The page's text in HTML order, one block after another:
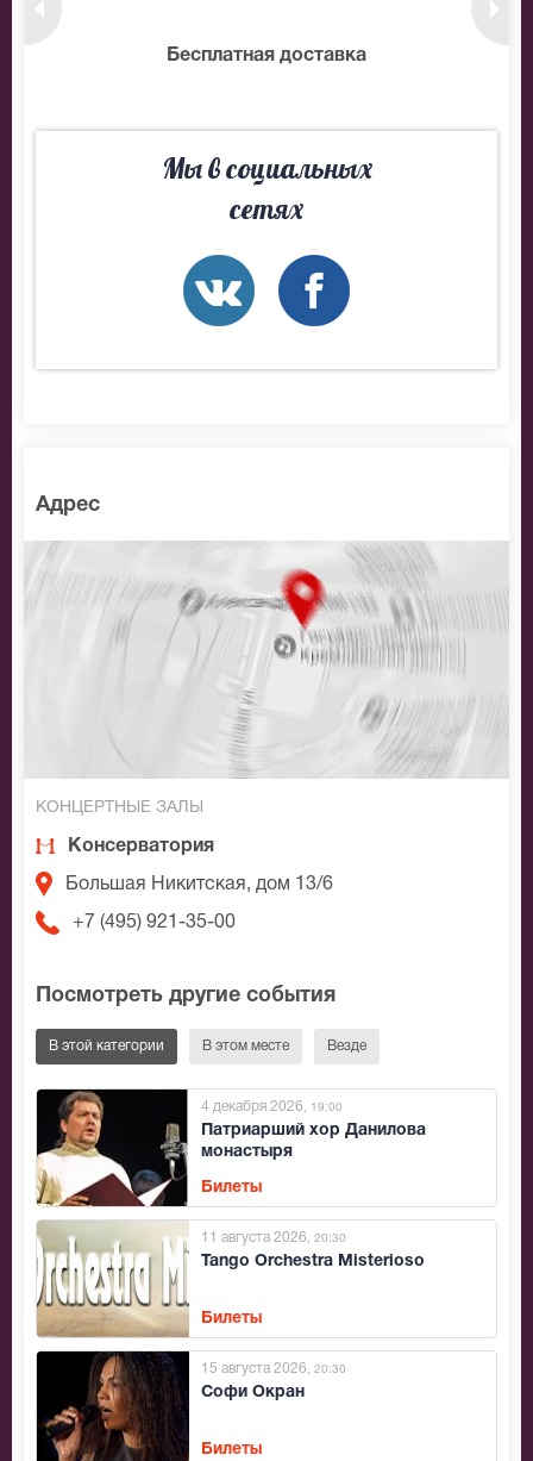
Бесплатная доставка
Мы в социальных
сетях
Адрес
КОНЦЕРТНЫЕ ЗАЛЫ
Консерватория
Большая Никитская, дом 13/6
+7 (495) 921-35-00
Посмотреть другие события
В этой категории В этом месте Везде
Патриарший хор Данилова
монастыря
4 декабря 2026 , 19:00
Билеты
Tango Orchestra Misterioso
11 августа 2026 , 20:30
Билеты
Софи Окран
15 августа 2026 , 20:30
Билеты